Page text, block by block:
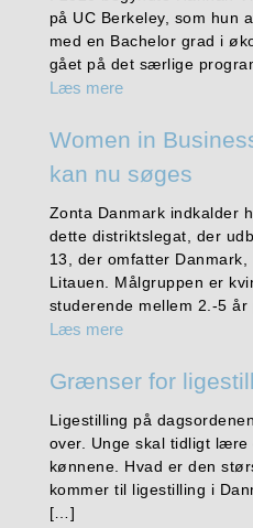
på UC Berkeley, som hun
med en Bachelor grad i
gået på det særlige
Læs mere
Women in
kan nu søges
Zonta Danmark indkalder
dette distriktslegat, der
13, der omfatter Danmark,
Litauen. Målgruppen er
studerende mellem 2.-5
Læs mere
Grænser for
Ligestilling på
over. Unge skal tidligt lære
kønnene. Hvad er den
kommer til ligestilling i
[…]